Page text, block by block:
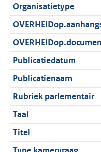
Organisatietype
Publicatiedatum
Publicatienaam
Rubriek parlementair
Taal
Titel